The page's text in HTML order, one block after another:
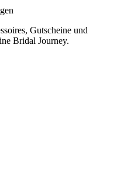
Gutscheine und
Bridal Journey.